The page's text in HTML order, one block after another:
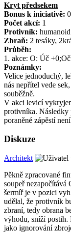
Kryt předsekem
Bonus k iniciativě: 0
Počet akcí: 1
Protivník:
Zbraň: 2 tesáky,
Průběh:
1. akce: O: Úč +0;Oč
Poznámky:
Velice jednoduchý,
nás nepřítel vede
souběžně.
V akci levicí
protivníka. Následky
poraněné zápěstí
Diskuze
Architekt
Pěkně zpracované
soupeř nezapočítává
šermíř je v pozici
udělal, že protivník
zbraní, tedy obrana
výhodu, sníží postih.
jako ignorování